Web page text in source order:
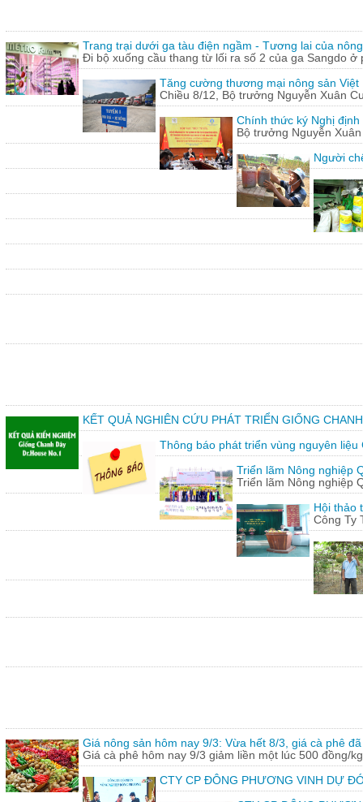
Trang trại dưới ga tàu điện ngầm - Tương lai của
Đi bộ xuống cầu thang từ lối ra số 2 của ga Sangdo ở
Tăng cường thương mại nông sản Việt
Chiều 8/12, Bộ trưởng Nguyễn Xuân
Chính thức ký Nghị
Bộ trưởng Nguyễn
Người
KẾT QUẢ NGHIÊN CỨU PHÁT TRIỂN GIỐNG
Thông báo phát triển vùng nguyên liệu
Triển lãm Nông nghiệp
Triển lãm Nông nghiệp
Hội thảo
Công Ty
Giá nông sản hôm nay 9/3: Vừa hết 8/3, giá cà phê
Giá cà phê hôm nay 9/3 giảm liền một lúc 500 đồng/
CTY CP ĐÔNG PHƯƠNG VINH DỰ